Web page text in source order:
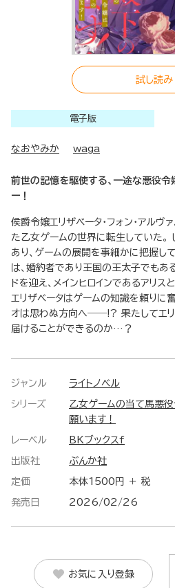
試し読み
電子版
なおやみか waga
前世の記憶を駆使する、一途な悪役令
ー！
侯爵令嬢エリザベータ・フォン・アルヴ
た乙女ゲームの世界に転生していた
あり、ゲームの展開を事細かに把握し
は、婚約者であり王国の王太子でもあ
ドを迎え、メインヒロインであるアリス
エリザベータはゲームの知識を頼りに
オは思わぬ方向へ――!? 果たしてエリ
届けることができるのか…？
ジャンル ライトノベル
シリーズ
乙女ゲームの当て馬悪
願います！
レーベル BKブックスf
出版社 ぶんか社
定価 本体1500円 ＋ 税
発売日 2026/02/26
お気に入り登録